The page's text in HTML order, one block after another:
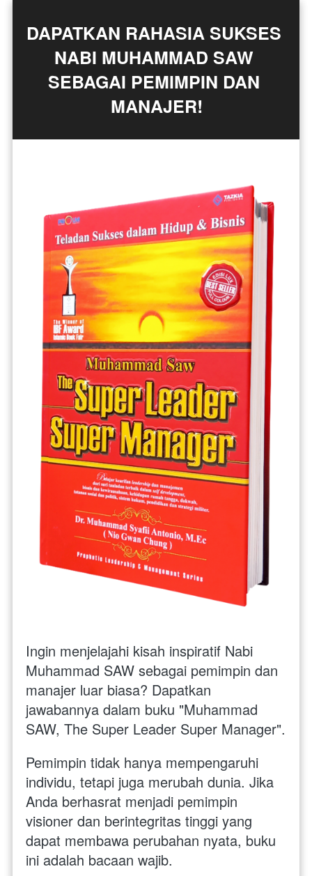
DAPATKAN RAHASIA SUKSES
NABI MUHAMMAD SAW
SEBAGAI PEMIMPIN DAN
MANAJER!
Ingin menjelajahi kisah inspiratif Nabi
Muhammad SAW sebagai pemimpin dan
manajer luar biasa? Dapatkan
jawabannya dalam buku "Muhammad
SAW, The Super Leader Super Manager".
Pemimpin tidak hanya mempengaruhi
individu, tetapi juga merubah dunia. Jika
Anda berhasrat menjadi pemimpin
visioner dan berintegritas tinggi yang
dapat membawa perubahan nyata, buku
ini adalah bacaan wajib.